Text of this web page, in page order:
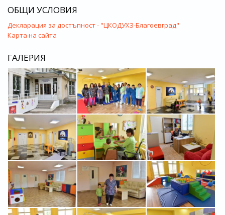
ОБЩИ УСЛОВИЯ
Декларация за достъпност - "ЦКОДУХЗ-Благоевград"
Карта на сайта
ГАЛЕРИЯ